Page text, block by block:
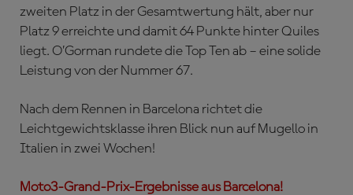
zweiten Platz in der Gesamtwertung hält, aber nur
Platz 9 erreichte und damit 64 Punkte hinter Quiles
liegt. O’Gorman rundete die Top Ten ab – eine solide
Leistung von der Nummer 67.
Nach dem Rennen in Barcelona richtet die
Leichtgewichtsklasse ihren Blick nun auf Mugello in
Italien in zwei Wochen!
Moto3-Grand-Prix-Ergebnisse aus Barcelona!